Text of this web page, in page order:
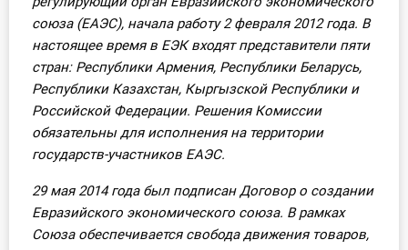
союза (ЕАЭС), начала работу 2 февраля 2012 года. В
настоящее время в ЕЭК входят представители пяти
стран: Республики Армения, Республики Беларусь,
Республики Казахстан, Кыргызской Республики и
Российской Федерации. Решения Комиссии
обязательны для исполнения на территории
государств-участников ЕАЭС.
29 мая 2014 года был подписан Договор о создании
Евразийского экономического союза. В рамках
Союза обеспечивается свобода движения товаров,